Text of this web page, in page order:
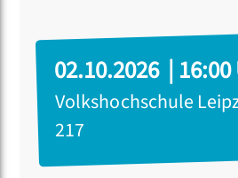
02.10.2026 |
Volkshochschule
217